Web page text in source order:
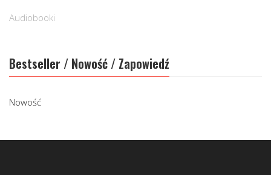
Audiobooki
Bestseller / Nowość / Zapowiedź
Nowość